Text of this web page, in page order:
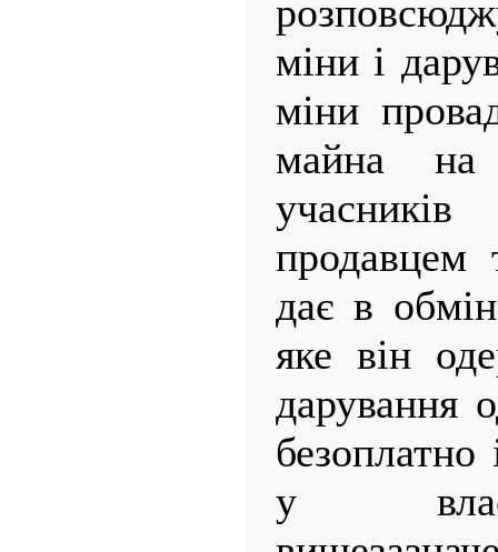
міни і
міни
майна
продавцем
дає в
яке він
дарування
у